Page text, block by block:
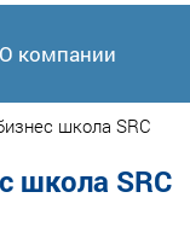
О компании
школа SRC
школа SRC